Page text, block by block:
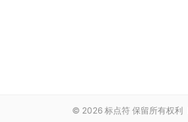
© 2026 标点符 保留所有权利